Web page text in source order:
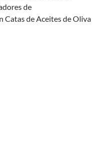
de
Catas de Aceites de Oliva